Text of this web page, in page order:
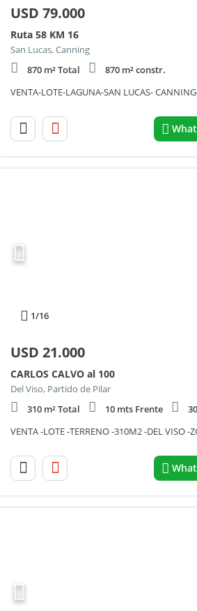
USD 79.000
Ruta 58 KM 16
San Lucas, Canning
870 m² Total
870 m² constr.
VENTA-LOTE-LAGUNA-SAN LUCAS-
1/16
USD 21.000
CARLOS CALVO al 100
Del Viso, Partido de Pilar
310 m² Total
10 mts Frente